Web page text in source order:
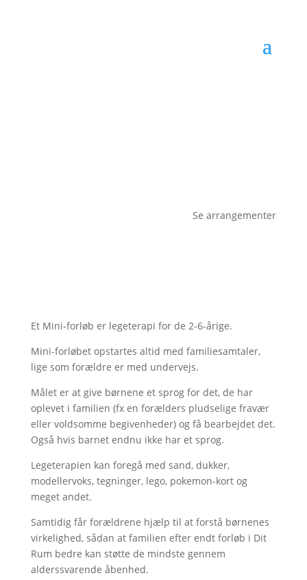
Se arrangementer
Et Mini-forløb er legeterapi for de 2-6-årige.
Mini-forløbet opstartes altid med familiesamtaler,
lige som forældre er med undervejs.
Målet er at give børnene et sprog for det, de har
oplevet i familien (fx en forælders pludselige fravær
eller voldsomme begivenheder) og få bearbejdet det.
Også hvis barnet endnu ikke har et sprog.
Legeterapien kan foregå med sand, dukker,
modellervoks, tegninger, lego, pokemon-kort og
meget andet.
Samtidig får forældrene hjælp til at forstå børnenes
virkelighed, sådan at familien efter endt forløb i Dit
Rum bedre kan støtte de mindste gennem
alderssvarende åbenhed.